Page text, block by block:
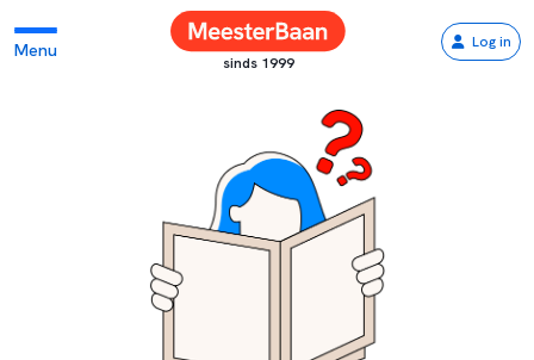
Menu
sinds 1999
Log in